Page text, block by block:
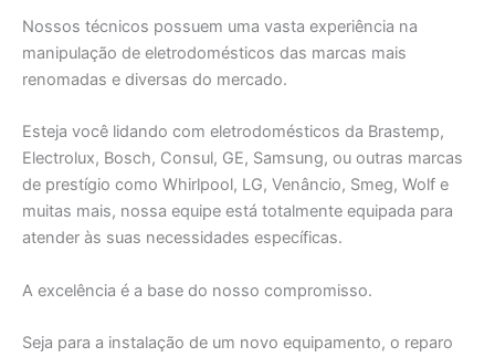
Nossos técnicos possuem uma vasta experiência na
manipulação de eletrodomésticos das marcas mais
renomadas e diversas do mercado.
Esteja você lidando com eletrodomésticos da Brastemp,
Electrolux, Bosch, Consul, GE, Samsung, ou outras marcas
de prestígio como Whirlpool, LG, Venâncio, Smeg, Wolf e
muitas mais, nossa equipe está totalmente equipada para
atender às suas necessidades específicas.
A excelência é a base do nosso compromisso.
Seja para a instalação de um novo equipamento, o reparo